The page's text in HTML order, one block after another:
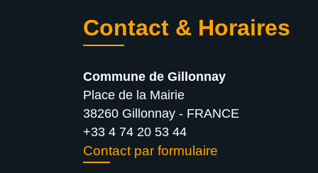
Contact & Horaires
Commune de Gillonnay
Place de la Mairie
38260 Gillonnay - FRANCE
+33 4 74 20 53 44
Contact par formulaire